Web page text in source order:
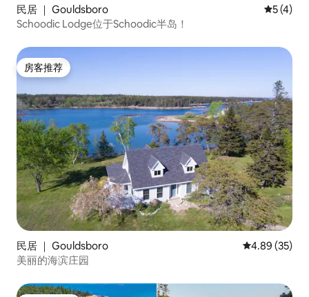
民居 ｜ Gouldsboro 平均评分
5 (4)
Schoodic Lodge位于Schoodic半岛！
房客推荐
房客推荐
民居 ｜ Gouldsboro 平均评分
4.89 (35)
美丽的海滨庄园